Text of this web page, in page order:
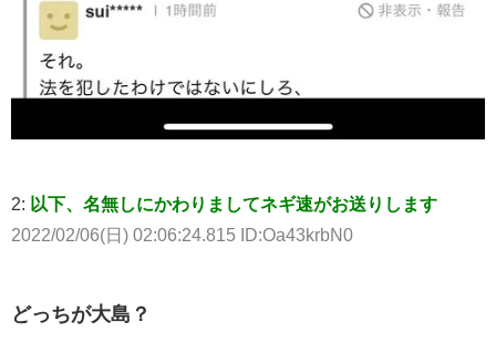
2: 以下、名無しにかわりましてネギ速がお送りします
2022/02/06(日) 02:06:24.815 ID:Oa43krbN0
どっちが大島？